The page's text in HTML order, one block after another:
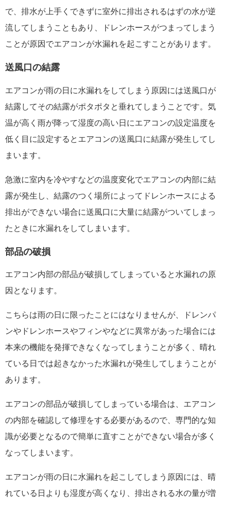
で、排水が上手くできずに室外に排出されるはずの水が逆
流してしまうこともあり、ドレンホースがつまってしまう
ことが原因でエアコンが水漏れを起こすことがあります。
送風口の結露
エアコンが雨の日に水漏れをしてしまう原因には送風口が
結露してその結露がポタポタと垂れてしまうことです。気
温が高く雨が降って湿度の高い日にエアコンの設定温度を
低く目に設定するとエアコンの送風口に結露が発生してし
まいます。
急激に室内を冷やすなどの温度変化でエアコンの内部に結
露が発生し、結露のつく場所によってドレンホースによる
排出ができない場合に送風口に大量に結露がついてしまっ
たときに水漏れをしてしまいます。
部品の破損
エアコン内部の部品が破損してしまっていると水漏れの原
因となります。
こちらは雨の日に限ったことにはなりませんが、ドレンパ
ンやドレンホースやフィンやなどに異常があった場合には
本来の機能を発揮できなくなってしまうことが多く、晴れ
ている日では起きなかった水漏れが発生してしまうことが
あります。
エアコンの部品が破損してしまっている場合は、エアコン
の内部を確認して修理をする必要があるので、専門的な知
識が必要となるので簡単に直すことができない場合が多く
なってしまいます。
エアコンが雨の日に水漏れを起こしてしまう原因には、晴
れている日よりも湿度が高くなり、排出される水の量が増